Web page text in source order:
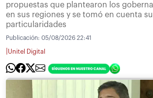
propuestas que plantearon los
en sus regiones y se tomó en cuenta
particularidades
Publicación: 05/08/2026 22:41
Unitel Digital